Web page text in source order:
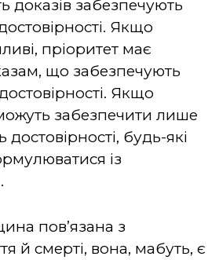
доказів забезпечують
Якщо
пріоритет має
що забезпечують
Якщо
забезпечити лише
достовірності, будь-які
із
пов’язана з
й смерті, вона, мабуть, є